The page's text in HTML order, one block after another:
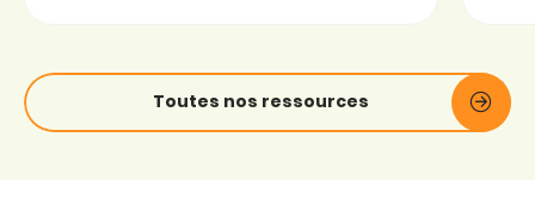
Toutes nos ressources